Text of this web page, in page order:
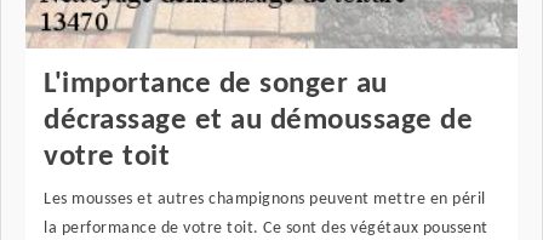
L'importance de songer au
décrassage et au démoussage de
votre toit
Les mousses et autres champignons peuvent mettre en péril
la performance de votre toit. Ce sont des végétaux poussent